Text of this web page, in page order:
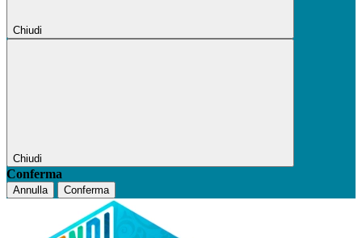
Chiudi
Chiudi
Conferma
Annulla Conferma